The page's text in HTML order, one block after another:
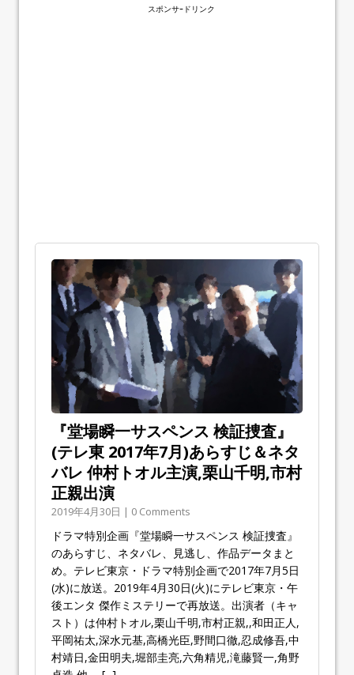
スポンサｰドリンク
『堂場瞬一サスペンス 検証捜査』
(テレ東 2017年7月)あらすじ＆ネタ
バレ 仲村トオル主演,栗山千明,市村
正親出演
2019年4月30日 | 0 Comments
ドラマ特別企画『堂場瞬一サスペンス 検証捜査』
のあらすじ、ネタバレ、見逃し、作品データまと
め。テレビ東京・ドラマ特別企画で2017年7月5日
(水)に放送。2019年4月30日(火)にテレビ東京・午
後エンタ 傑作ミステリーで再放送。出演者（キャ
スト）は仲村トオル,栗山千明,市村正親,,和田正人,
平岡祐太,深水元基,高橋光臣,野間口徹,忍成修吾,中
村靖日,金田明夫,堀部圭亮,六角精児,滝藤賢一,角野